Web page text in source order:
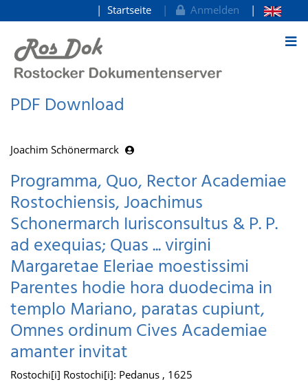
zum Inhalt
Startseite Anmelden
PDF Download
Joachim Schönermarck
Programma, Quo, Rector Academiae
Rostochiensis, Joachimus
Schonermarch Iurisconsultus & P. P.
ad exequias; Quas ... virgini
Margaretae Eleriae moestissimi
Parentes hodie hora duodecima in
templo Mariano, paratas cupiunt,
Omnes ordinum Cives Academiae
amanter invitat
Rostochi[i] Rostochi[i]: Pedanus , 1625